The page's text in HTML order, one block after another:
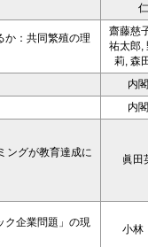
仁
か：共同繁殖の理
齋藤慈
祐太郎,
莉, 森
内
内
ングが教育達成に
眞田
ク企業問題」の現
小